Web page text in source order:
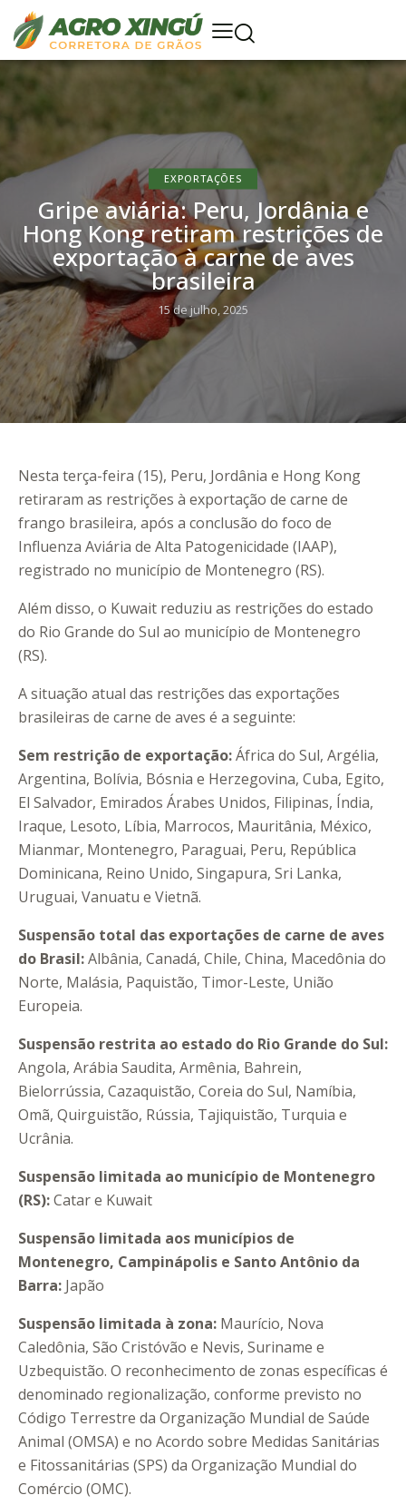
EXPORTAÇÕES
Gripe aviária: Peru, Jordânia e
Hong Kong retiram restrições de
exportação à carne de aves
brasileira
15 de julho, 2025
Nesta terça-feira (15), Peru, Jordânia e Hong Kong
retiraram as restrições à exportação de carne de
frango brasileira, após a conclusão do foco de
Influenza Aviária de Alta Patogenicidade (IAAP),
registrado no município de Montenegro (RS).
Além disso, o Kuwait reduziu as restrições do estado
do Rio Grande do Sul ao município de Montenegro
(RS).
A situação atual das restrições das exportações
brasileiras de carne de aves é a seguinte:
Sem restrição de exportação:África do Sul, Argélia,
Argentina, Bolívia, Bósnia e Herzegovina, Cuba, Egito,
El Salvador, Emirados Árabes Unidos, Filipinas, Índia,
Iraque, Lesoto, Líbia, Marrocos, Mauritânia, México,
Mianmar, Montenegro, Paraguai, Peru, República
Dominicana, Reino Unido, Singapura, Sri Lanka,
Uruguai, Vanuatu e Vietnã.
Suspensão total das exportações de carne de aves
do Brasil:Albânia, Canadá, Chile, China, Macedônia do
Norte, Malásia, Paquistão, Timor-Leste, União
Europeia.
Suspensão restrita ao estado do Rio Grande do Sul:
Angola, Arábia Saudita, Armênia, Bahrein,
Bielorrússia, Cazaquistão, Coreia do Sul, Namíbia,
Omã, Quirguistão, Rússia, Tajiquistão, Turquia e
Ucrânia.
Suspensão limitada ao município de Montenegro
(RS):Catar e Kuwait
Suspensão limitada aos municípios de
Montenegro, Campinápolis e Santo Antônio da
Barra: Japão
Suspensão limitada à zona: Maurício, Nova
Caledônia, São Cristóvão e Nevis, Suriname e
Uzbequistão. O reconhecimento de zonas específicas é
denominado regionalização, conforme previsto no
Código Terrestre da Organização Mundial de Saúde
Animal (OMSA) e no Acordo sobre Medidas Sanitárias
e Fitossanitárias (SPS) da Organização Mundial do
Comércio (OMC).